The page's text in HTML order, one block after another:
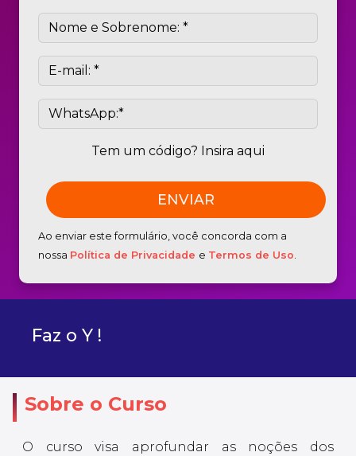
Tem um código? Insira aqui
Ao enviar este formulário, você concorda com a
nossa Política de Privacidade e Termos de Uso.
Faz o Y !
Sobre o Curso
O curso visa aprofundar as noções dos